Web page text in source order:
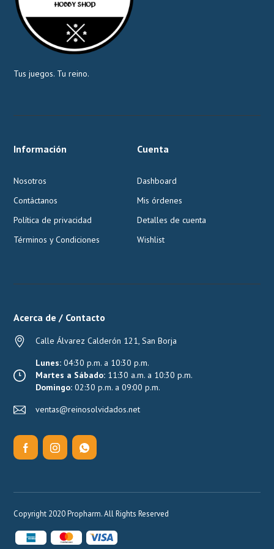
Tus juegos. Tu reino.
Información
Nosotros
Contáctanos
Política de privacidad
Términos y Condiciones
Cuenta
Dashboard
Mis órdenes
Detalles de cuenta
Wishlist
Acerca de / Contacto
Calle Álvarez Calderón 121, San Borja
Lunes: 04:30 p.m. a 10:30 p.m.
Martes a Sábado: 11:30 a.m. a 10:30 p.m.
Domingo: 02:30 p.m. a 09:00 p.m.
ventas@reinosolvidados.net
Copyright 2020 Propharm. All Rights Reserved